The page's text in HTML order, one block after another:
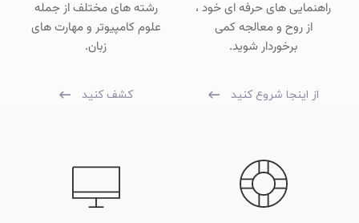
راهنمایی های حرفه ای خود ،
از روح و معالجه کمی
برخوردار شوید.
از اینجا شروع کنید
رشته های مختلف از جمله
علوم کامپیوتر و مهارت های
زبان.
کشف کنید